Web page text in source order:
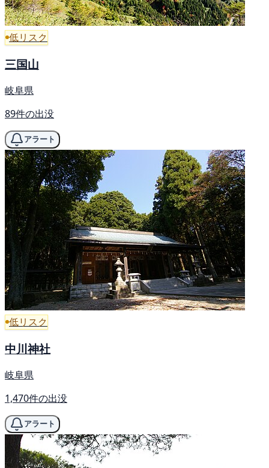
低リスク
三国山
岐阜県
89件の出没
アラート
低リスク
中川神社
岐阜県
1,470件の出没
アラート